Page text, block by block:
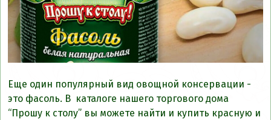
Еще один популярный вид овощной консервации -
это фасоль. В каталоге нашего торгового дома
“Прошу к столу” вы можете найти и купить красную и